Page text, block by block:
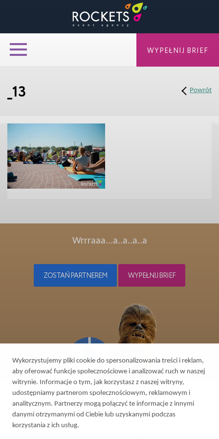
_13 Powrót
Wrrraaa...a..a..a..a
ZOSTAŃ PARTNEREM WYPEŁNIJ BRIEF
WYPEŁNIJ BRIEF
Wykorzystujemy pliki cookie do spersonalizowania treści i reklam,
aby oferować funkcje społecznościowe i analizować ruch w naszej
witrynie. Informacje o tym, jak korzystasz z naszej witryny,
udostępniamy partnerom społecznościowym, reklamowym i
analitycznym. Partnerzy mogą połączyć te informacje z innymi
danymi otrzymanymi od Ciebie lub uzyskanymi podczas
korzystania z ich usług.